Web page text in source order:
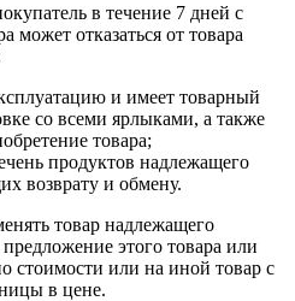
в течение 7 дней с
может отказаться от товара
и имеет товарный
со всеми ярлыками, а также
товара;
продуктов надлежащего
возврату и обмену.
товар надлежащего
этого товара или
стоимости или на иной товар с
в цене.